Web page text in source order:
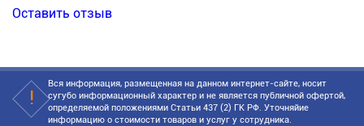
Оставить отзыв
Вся информация, размещенная на данном интернет-сайте, носит
сугубо информационный характер и не является публичной офертой,
определяемой положениями Статьи 437 (2) ГК РФ. Уточняйие
информацию о стоимости товаров и услуг у сотрудника.